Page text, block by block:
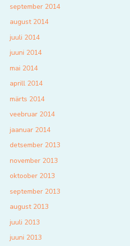
september 2014
august 2014
juuli 2014
juuni 2014
mai 2014
aprill 2014
märts 2014
veebruar 2014
jaanuar 2014
detsember 2013
november 2013
oktoober 2013
september 2013
august 2013
juuli 2013
juuni 2013